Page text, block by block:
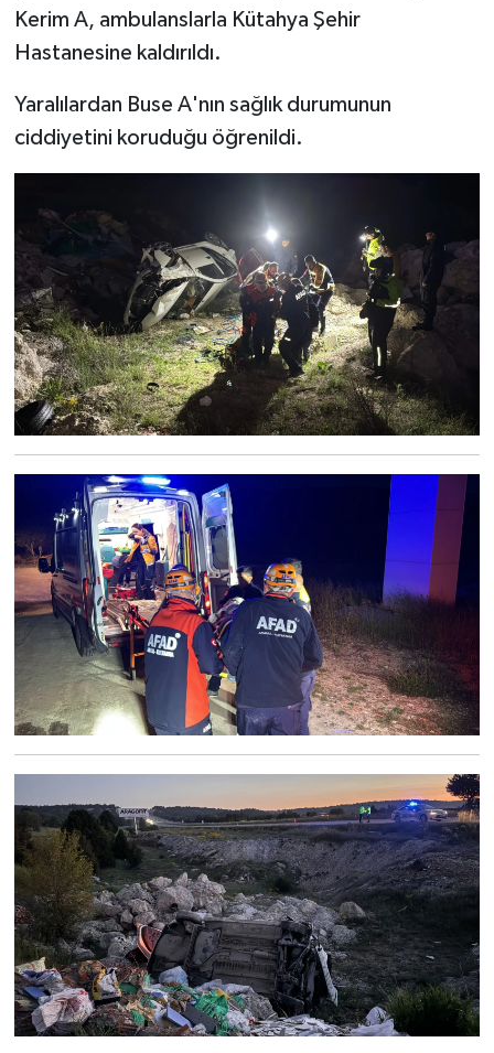
Kerim A, ambulanslarla Kütahya Şehir
Hastanesine kaldırıldı.
Yaralılardan Buse A'nın sağlık durumunun
ciddiyetini koruduğu öğrenildi.